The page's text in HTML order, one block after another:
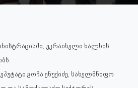
უკრაინელი ხალხის
გოჩა ენუქიძე, სახელმწიფო